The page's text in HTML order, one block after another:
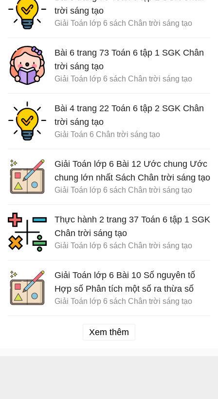
trời sáng tạo
Giải Toán lớp 6 sách Chân trời sáng tạo
Bài 6 trang 73 Toán 6 tập 1 SGK Chân
trời sáng tạo
Giải Toán lớp 6 sách Chân trời sáng tạo
Bài 4 trang 22 Toán 6 tập 2 SGK Chân
trời sáng tạo
Giải Toán 6 Chân trời sáng tạo
Giải Toán lớp 6 Bài 12 Ước chung Ước
chung lớn nhất Sách Chân trời sáng tạo
Giải Toán lớp 6 sách Chân trời sáng tạo
Thực hành 2 trang 37 Toán 6 tập 1 SGK
Chân trời sáng tạo
Giải Toán lớp 6 sách Chân trời sáng tạo
Giải Toán lớp 6 Bài 10 Số nguyên tố
Hợp số Phân tích một số ra thừa số
nguyên tố Sách Chân trời sáng tạo
Giải Toán lớp 6 sách Chân trời sáng tạo
Xem thêm